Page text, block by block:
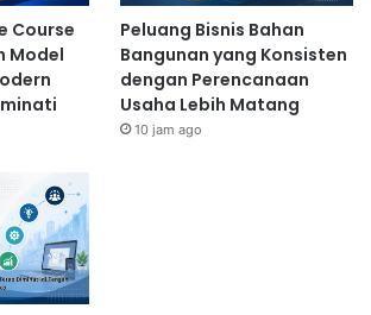
Course
Model
Peluang Bisnis Bahan
Bangunan yang Konsisten
dengan Perencanaan
Usaha Lebih Matang
10 jam ago